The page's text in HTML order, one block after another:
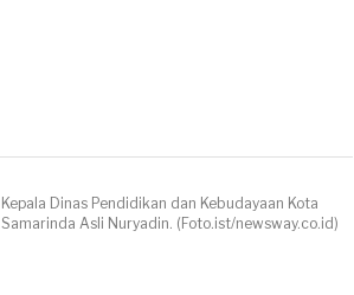
Kepala Dinas Pendidikan dan Kebudayaan Kota
Samarinda Asli Nuryadin. (Foto.ist/newsway.co.id)